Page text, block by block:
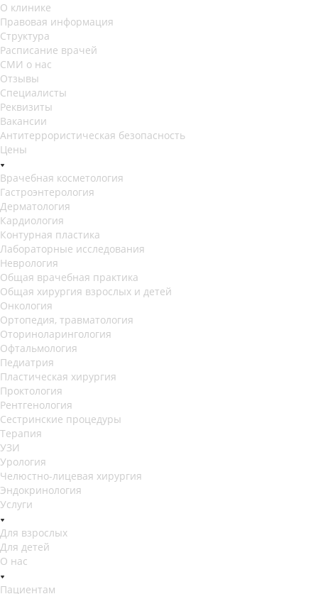
О клинике
Правовая информация
Структура
Расписание врачей
СМИ о нас
Отзывы
Специалисты
Реквизиты
Вакансии
Антитеррористическая безопасность
Цены
Врачебная косметология
Гастроэнтерология
Дерматология
Кардиология
Контурная пластика
Лабораторные исследования
Неврология
Общая врачебная практика
Общая хирургия взрослых и детей
Онкология
Ортопедия, травматология
Оториноларингология
Офтальмология
Педиатрия
Пластическая хирургия
Проктология
Рентгенология
Сестринские процедуры
Терапия
УЗИ
Урология
Челюстно-лицевая хирургия
Эндокринология
Услуги
Для взрослых
Для детей
О нас
Пациентам